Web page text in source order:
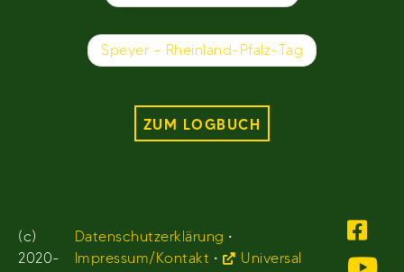
Speyer – Rheinland-Pfalz-Tag
ZUM LOGBUCH
(c)
2020-
Datenschutzerklärung •
Impressum/Kontakt •
Universal